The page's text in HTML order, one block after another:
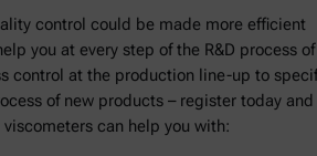
control could be made more efficient
you at every step of the R&D process of
control at the production line-up to
of new products – register today and
can help you with: